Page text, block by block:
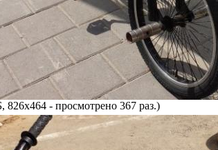
826x464 - просмотрено 367 раз.)